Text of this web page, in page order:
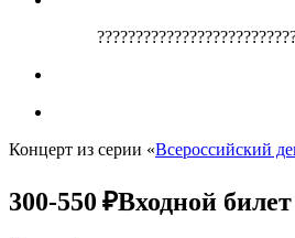
Концерт из серии «Всероссийский
300-550 ₽Входной билет